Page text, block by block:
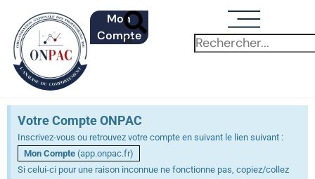
Mon
Compte
Votre Compte ONPAC
Inscrivez-vous ou retrouvez votre compte en suivant le lien suivant :
Mon Compte (app.onpac.fr)
Si celui-ci pour une raison inconnue ne fonctionne pas, copiez/collez